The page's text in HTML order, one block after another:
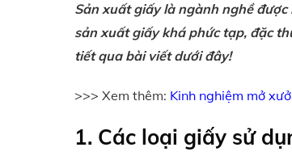
Sản xuất giấy là ngành nghề
sản xuất giấy khá phức tạp, đặc
tiết qua bài viết dưới đây!
>>> Xem thêm: Kinh nghiệm mở
1. Các loại giấy sử